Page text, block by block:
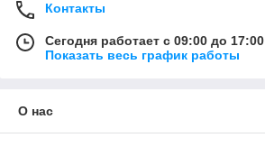
Контакты
Сегодня работает с 09:00 до 17:00
Показать весь график работы
О нас